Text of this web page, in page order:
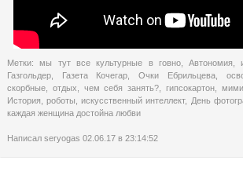
Метки:мы тут все культурные в говно,Автономия ,
Газгольдер
Газета Кочегар ,Очки Ебрильцева,
скорбные
отдых чем себя занять? гипсокартон,
История ,роботы ,искусственный интеллект, День
каждая женщина достойна любви
Написал seryogas 02.06.17 в 23:14:52